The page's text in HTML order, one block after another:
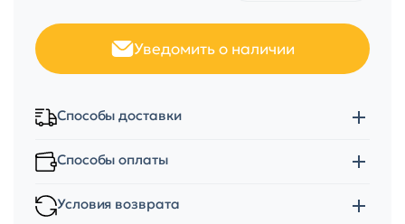
Уведомить о наличии
Способы доставки
Способы оплаты
Условия возврата